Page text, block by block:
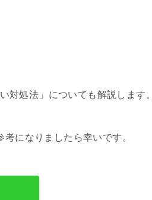
対処法」についても解説します。
になりましたら幸いです。